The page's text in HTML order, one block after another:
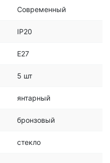
Современный
IP20
E27
5 шт
янтарный
бронзовый
стекло